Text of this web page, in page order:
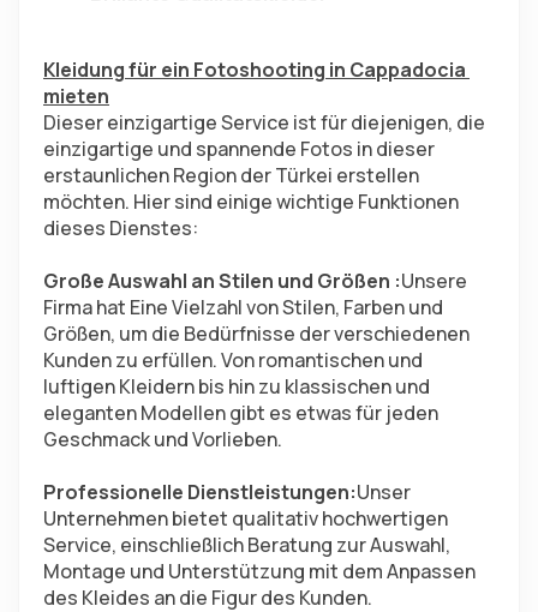
Kleidung für ein Fotoshooting in Cappadocia
mieten
Dieser einzigartige Service ist für diejenigen, die
einzigartige und spannende Fotos in dieser
erstaunlichen Region der Türkei erstellen
möchten. Hier sind einige wichtige Funktionen
dieses Dienstes:
Große Auswahl an Stilen und Größen :Unsere
Firma hat Eine Vielzahl von Stilen, Farben und
Größen, um die Bedürfnisse der verschiedenen
Kunden zu erfüllen. Von romantischen und
luftigen Kleidern bis hin zu klassischen und
eleganten Modellen gibt es etwas für jeden
Geschmack und Vorlieben.
Professionelle Dienstleistungen:Unser
Unternehmen bietet qualitativ hochwertigen
Service, einschließlich Beratung zur Auswahl,
Montage und Unterstützung mit dem Anpassen
des Kleides an die Figur des Kunden.